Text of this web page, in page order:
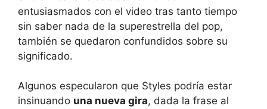
entusiasmados con el video tras tanto tiempo
sin saber nada de la superestrella del pop,
también se quedaron confundidos sobre su
significado.
Algunos especularon que Styles podría estar
insinuando una nueva gira, dada la frase al